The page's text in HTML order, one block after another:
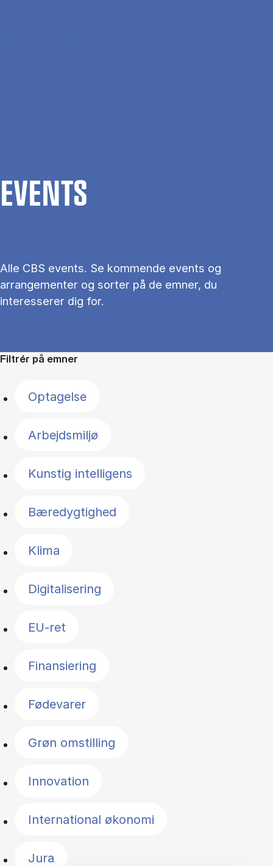
EVENTS
Alle CBS events. Se kommende events og
arrangementer og sorter på de emner, du
interesserer dig for.
Filtrér på emner
Optagelse
Arbejdsmiljø
Kunstig intelligens
Bæredygtighed
Klima
Digitalisering
EU-ret
Finansiering
Fødevarer
Grøn omstilling
Innovation
International økonomi
Jura